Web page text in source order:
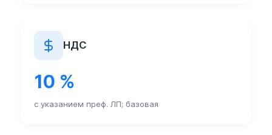
НДС
10 %
с указанием преф. ЛП; базовая